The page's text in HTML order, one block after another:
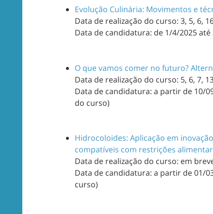
Evolução Culinária: Movimentos e
Data de realização do curso: 3, 5, 6,
Data de candidatura: de 1/4/2025 até
O que vamos comer no futuro?
Data de realização do curso: 5, 6, 7,
Data de candidatura: a partir de 10/
do curso)
Hidrocoloides: Aplicação em
compatíveis com restrições
Data de realização do curso: em
Data de candidatura: a partir de 01/
curso)